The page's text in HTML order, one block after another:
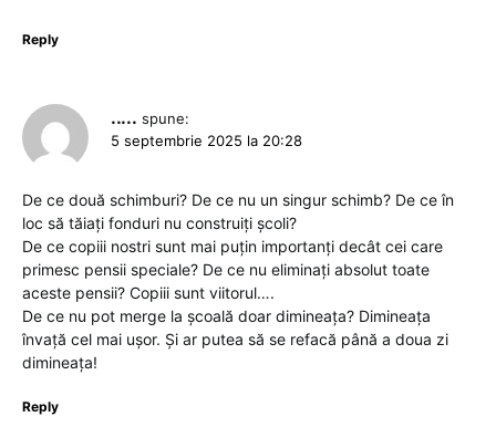
Reply
..... spune:
5 septembrie 2025 la 20:28
De ce două schimburi? De ce nu un singur schimb? De ce în
loc să tăiați fonduri nu construiți școli?
De ce copiii nostri sunt mai puțin importanți decât cei care
primesc pensii speciale? De ce nu eliminați absolut toate
aceste pensii? Copiii sunt viitorul….
De ce nu pot merge la școală doar dimineața? Dimineața
învață cel mai ușor. Și ar putea să se refacă până a doua zi
dimineața!
Reply